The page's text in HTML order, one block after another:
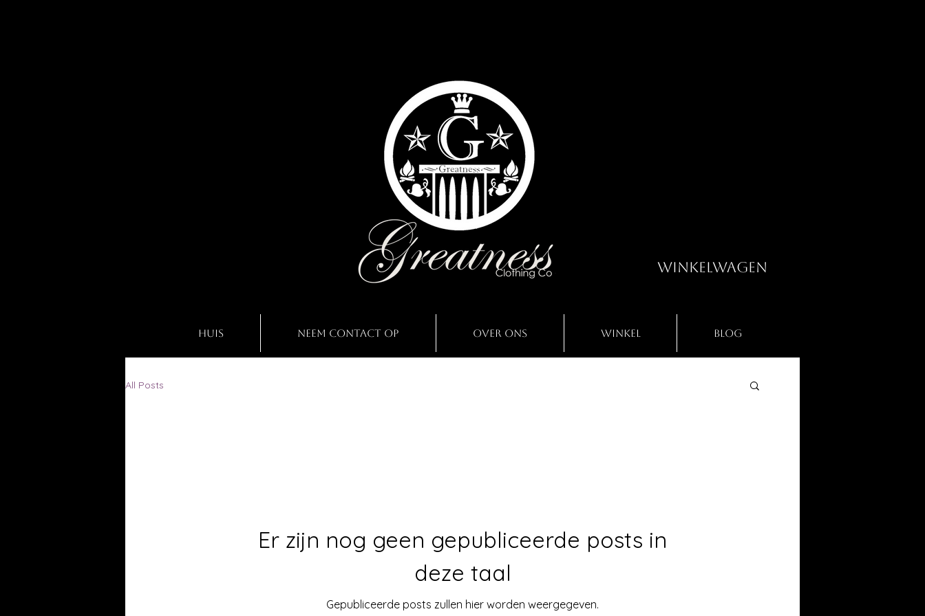
Winkelwagen
Huis Neem contact op Over ons Winkel Blog
All Posts
Er zijn nog geen gepubliceerde posts in
deze taal
Gepubliceerde posts zullen hier worden weergegeven.